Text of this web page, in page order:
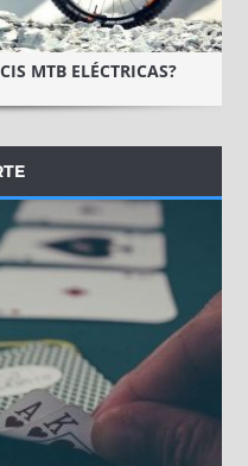
MTB ELÉCTRICAS?